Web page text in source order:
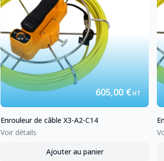
Enrouleur de câble X3-A2-C14
Voir détails
605,00 €HT
Ajouter au panier
,Enrouleur de câble